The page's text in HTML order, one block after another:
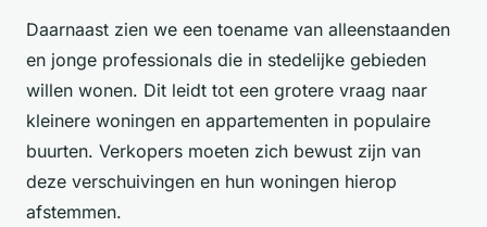
Daarnaast zien we een toename van alleenstaanden
en jonge professionals die in stedelijke gebieden
willen wonen. Dit leidt tot een grotere vraag naar
kleinere woningen en appartementen in populaire
buurten. Verkopers moeten zich bewust zijn van
deze verschuivingen en hun woningen hierop
afstemmen.